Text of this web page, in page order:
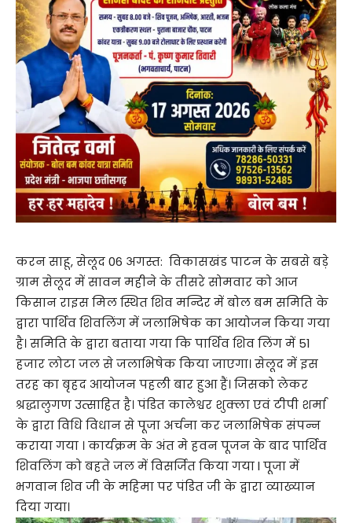
करन साहू, सेलूद 06 अगस्त: विकासखंड पाटन के सबसे बड़े
ग्राम सेलूद में सावन महीने के तीसरे सोमवार को आज
किसान राइस मिल स्थित शिव मन्दिर में बोल बम समिति के
द्वारा पार्थिव शिवलिंग में जलाभिषेक का आयोजन किया गया
है। समिति के द्वारा बताया गया कि पार्थिव शिव लिंग में 51
हजार लोटा जल से जलाभिषेक किया जाएगा। सेलूद में इस
तरह का बृहद आयोजन पहली बार हुआ हैं। जिसको लेकर
श्रद्धालुगण उत्साहित है। पंडित कालेश्वर शुक्ला एवं टीपी शर्मा
के द्वारा विधि विधान से पूजा अर्चना कर जलाभिषेक संपन्न
कराया गया । कार्यक्रम के अंत मे हवन पूजन के बाद पार्थिव
शिवलिंग को बहते जल में विसर्जित किया गया l पूजा में
भगवान शिव जी के महिमा पर पंडित जी के द्वारा व्याख्यान
दिया गया।